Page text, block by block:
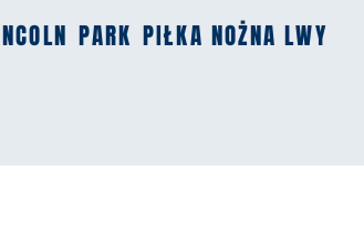
PARK PIŁKA NOŻNA LWY
PARK PIŁKA NOŻNA LWY